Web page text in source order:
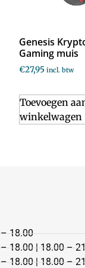
Genesis
Gaming muis
€27,95 incl. btw
Toevoegen
winkelwagen
18.00
18.00 | 18.00 –
18.00 | 18.00 –